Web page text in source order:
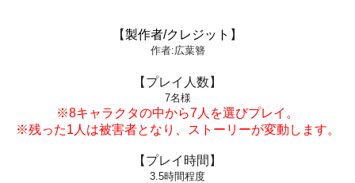
【製作者/クレジット 】
作者:広葉簪
【プレイ人数】
7名様
※8キャラクタの中から7人を選びプレイ。
※残った1人は被害者となり、ストーリーが変動します。
【プレイ時間】
3.5時間程度